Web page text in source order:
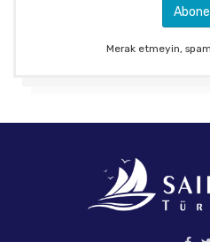
Merak etmeyin,